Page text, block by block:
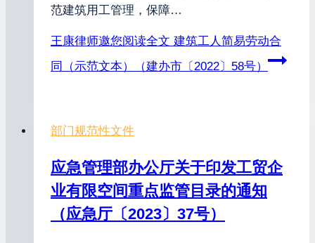
范建筑用工管理，保障…
王康律师邀您阅读全文 建筑工人简易劳动合
同（示范文本）（建办市〔2022〕58号）
部门规范性文件
应急管理部办公厅关于印发工贸企
业有限空间重点监管目录的通知
（应急厅〔2023〕37号）